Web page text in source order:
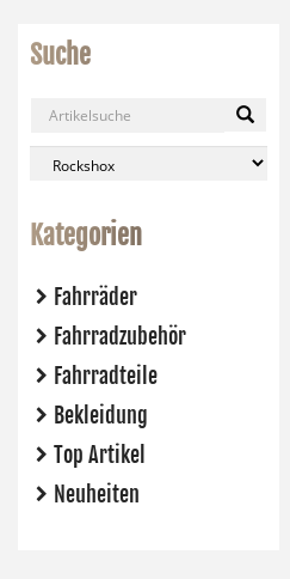
Suche
Kategorien
Fahrräder
Fahrradzubehör
Fahrradteile
Bekleidung
Top Artikel
Neuheiten